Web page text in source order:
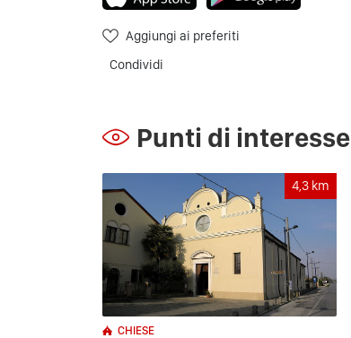
Aggiungi ai preferiti
Condividi
Punti di interesse
4,3 km
CHIESE